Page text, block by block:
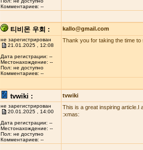
Комментариев: --
티비몬 우회 : kallo@gmail.com
не зарегистрирован
21.01.2025 , 12:08
Дата регистрации: --
Местонахождение: --
Пол: не доступно
Комментариев: --
Thank you for taking the time
tvwiki : tvwiki
не зарегистрирован
20.01.2025 , 14:00
Дата регистрации: --
Местонахождение: --
Пол: не доступно
Комментариев: --
This is a great inspiring article.I
:xmas: